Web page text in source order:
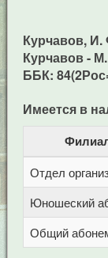
Курчавов,
Курчавов -
ББК:
Имеется в
Отдел
Юношеский
Общий